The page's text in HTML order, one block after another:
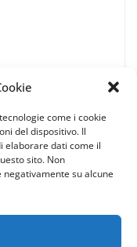
come i cookie
del dispositivo. Il
elaborare dati come il
sito. Non
su alcune